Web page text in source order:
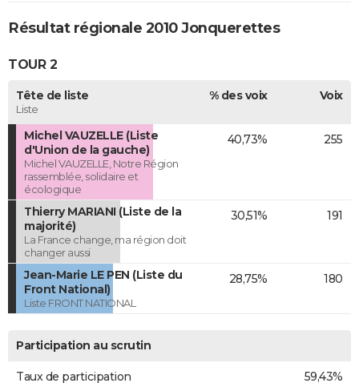
Résultat régionale 2010 Jonquerettes
TOUR 2
Tête de liste
Liste
% des voix Voix
Michel VAUZELLE (Liste
d'Union de la gauche)
Michel VAUZELLE, Notre Région
rassemblée, solidaire et
écologique
40,73% 255
Thierry MARIANI (Liste de la
majorité)
La France change, ma région doit
changer aussi
30,51% 191
Jean-Marie LE PEN (Liste du
Front National)
Liste FRONT NATIONAL
28,75% 180
Participation au scrutin
Taux de participation 59,43%